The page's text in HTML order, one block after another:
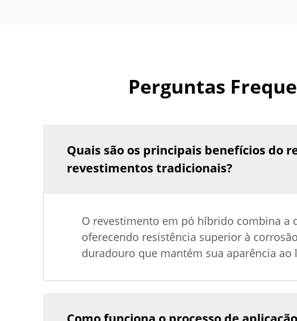
Perguntas
Quais são os principais benefícios do
revestimentos tradicionais?
O revestimento em pó híbrido combina a
oferecendo resistência superior à
duradouro que mantém sua aparência